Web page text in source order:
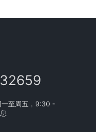
一至周五，9:30 -